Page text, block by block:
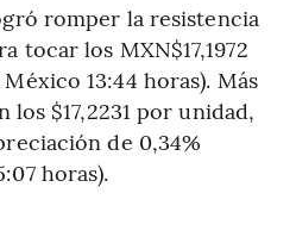
romper la resistencia
tocar los MXN$17,1972
13:44 horas). Más
$17,2231 por unidad,
de 0,34%
horas).